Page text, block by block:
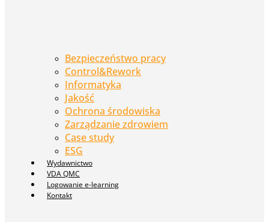
Bezpieczeństwo pracy
Control&Rework
Informatyka
Jakość
Ochrona środowiska
Zarządzanie zdrowiem
Case study
ESG
Wydawnictwo
VDA QMC
Logowanie e-learning
Kontakt